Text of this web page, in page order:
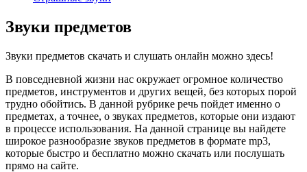
Звуки предметов
Звуки предметов скачать и слушать онлайн можно здесь!
В повседневной жизни нас окружает огромное количество
предметов, инструментов и других вещей, без которых порой
трудно обойтись. В данной рубрике речь пойдет именно о
предметах, а точнее, о звуках предметов, которые они издают
в процессе использования. На данной странице вы найдете
широкое разнообразие звуков предметов в формате mp3,
которые быстро и бесплатно можно скачать или послушать
прямо на сайте.